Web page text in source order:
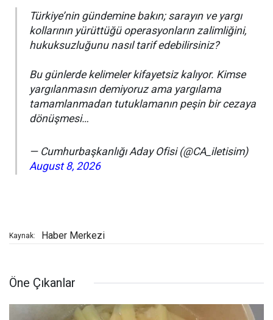
Türkiye’nin gündemine bakın; sarayın ve yargı
kollarının yürüttüğü operasyonların zalimliğini,
hukuksuzluğunu nasıl tarif edebilirsiniz?
Bu günlerde kelimeler kifayetsiz kalıyor. Kimse
yargılanmasın demiyoruz ama yargılama
tamamlanmadan tutuklamanın peşin bir cezaya
dönüşmesi…
— Cumhurbaşkanlığı Aday Ofisi (@CA_iletisim)
August 8, 2026
Kaynak: Haber Merkezi
Öne Çıkanlar